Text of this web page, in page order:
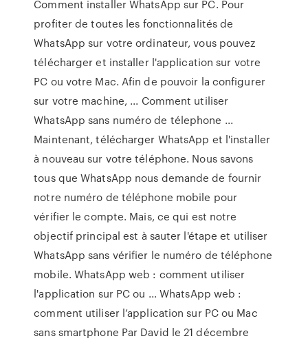
Comment installer WhatsApp sur PC. Pour
profiter de toutes les fonctionnalités de
WhatsApp sur votre ordinateur, vous pouvez
télécharger et installer l'application sur votre
PC ou votre Mac. Afin de pouvoir la configurer
sur votre machine, ... Comment utiliser
WhatsApp sans numéro de télephone ...
Maintenant, télécharger WhatsApp et l'installer
à nouveau sur votre téléphone. Nous savons
tous que WhatsApp nous demande de fournir
notre numéro de téléphone mobile pour
vérifier le compte. Mais, ce qui est notre
objectif principal est à sauter l'étape et utiliser
WhatsApp sans vérifier le numéro de téléphone
mobile. WhatsApp web : comment utiliser
l'application sur PC ou ... WhatsApp web :
comment utiliser l’application sur PC ou Mac
sans smartphone Par David le 21 décembre